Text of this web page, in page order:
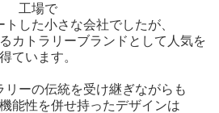
工場で
した小さな会社でしたが、
カトラリーブランドとして人気を
得ています。
リーの伝統を受け継ぎながらも
能性を併せ持ったデザインは